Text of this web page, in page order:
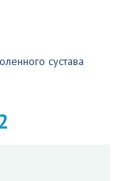
сустава